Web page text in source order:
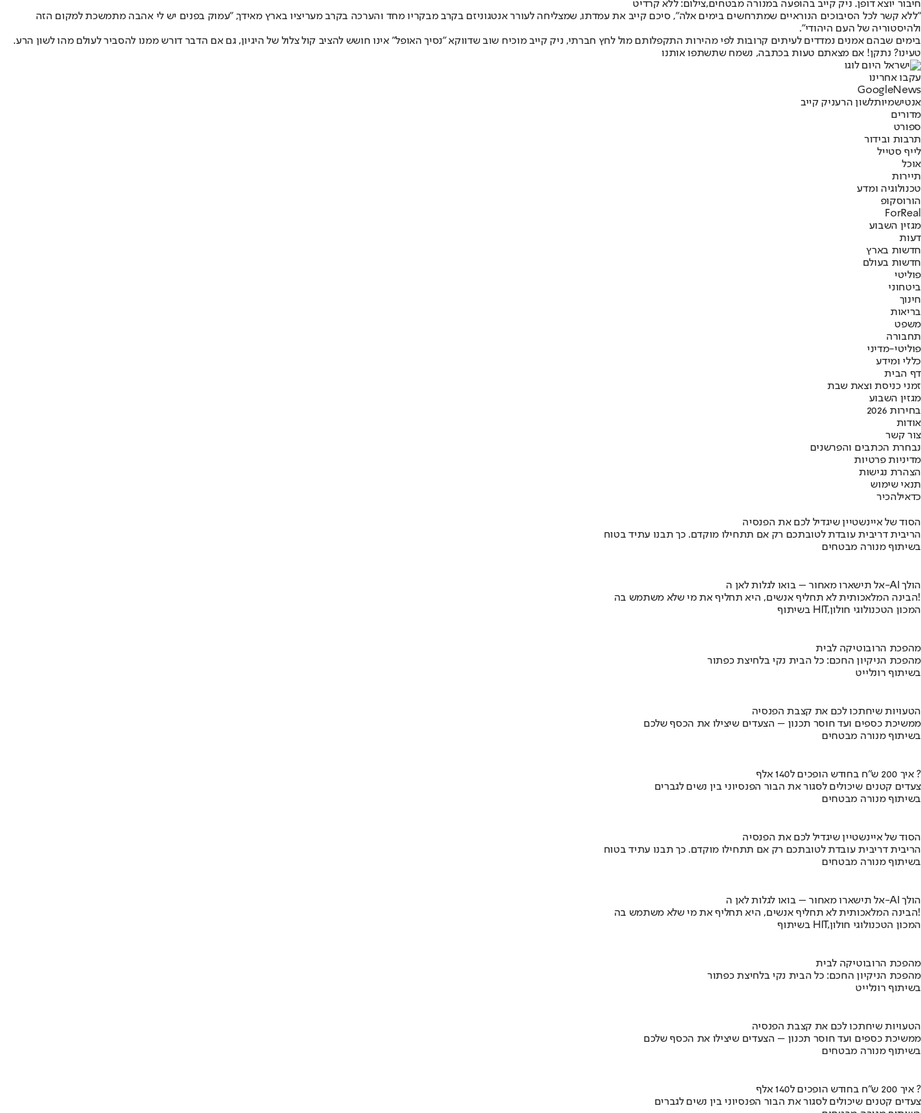
חיבור יוצא דופן. ניק קייב בהופעה במנורה מבטחים,צילום: ללא קרדיט
"ללא קשר לכל הסיבוכים הנוראיים שמתרחשים בימים אלה", סיכם קייב את עמדתו, שמצליחה לעורר אנטגוניזם בקרב מבקריו מחד והערכה בקרב מעריציו בארץ מאידך, "עמוק בפנים יש לי אהבה מתמשכת למקום הזה
ולהיסטוריה של העם היהודי".
בימים שבהם אמנים נמדדים לעיתים קרובות לפי מהירות התקפלותם מול לחץ חברתי, ניק קייב מוכיח שוב שדווקא "נסיך האופל" אינו חושש להציב קול צלול של היגיון, גם אם הדבר דורש ממנו להסביר לעולם מהו לשון הרע.
טעינו? נתקן! אם מצאתם טעות בכתבה, נשמח שתשתפו אותנו
עקבו אחרינו
Googl eNews
אנטישמיותלשון הרעניק קייב
מדורים
ספורט
תרבות ובידור
לייף סטייל
אוכל
תיירות
טכנולוגיה ומדע
הורוסקופ
ForReal
מגזין השבוע
דעות
חדשות בארץ
חדשות בעולם
פוליטי
ביטחוני
חינוך
בריאות
משפט
תחבורה
פוליטי-מדיני
כללי ומידע
דף הבית
זמני כניסת וצאת שבת
מגזין השבוע
בחירות 2026
אודות
צור קשר
נבחרת הכתבים והפרשנים
מדיניות פרטיות
הצהרת נגישות
תנאי שימוש
כדאילהכיר
הסוד של איינשטיין שיגדיל לכם את הפנסיה
הריבית דריבית עובדת לטובתכם רק אם תתחילו מוקדם. כך תבנו עתיד בטוח
בשיתוף מנורה מבטחים
אל תישארו מאחור – בואו לגלות לאן ה-AI הולך
הבינה המלאכותית לא תחליף אנשים, היא תחליף את מי שלא משתמש בה!
בשיתוף HIT,המכון הטכנולוגי חולון
מהפכת הרובוטיקה לבית
מהפכת הניקיון החכם: כל הבית נקי בלחיצת כפתור
בשיתוף רונלייט
הטעויות שיחתכו לכם את קצבת הפנסיה
ממשיכת כספים ועד חוסר תכנון – הצעדים שיצילו את הכסף שלכם
בשיתוף מנורה מבטחים
איך 200 ש"ח בחודש הופכים ל140 אלף ?
צעדים קטנים שיכולים לסגור את הבור הפנסיוני בין נשים לגברים
בשיתוף מנורה מבטחים
הסוד של איינשטיין שיגדיל לכם את הפנסיה
הריבית דריבית עובדת לטובתכם רק אם תתחילו מוקדם. כך תבנו עתיד בטוח
בשיתוף מנורה מבטחים
אל תישארו מאחור – בואו לגלות לאן ה-AI הולך
הבינה המלאכותית לא תחליף אנשים, היא תחליף את מי שלא משתמש בה!
בשיתוף HIT,המכון הטכנולוגי חולון
מהפכת הרובוטיקה לבית
מהפכת הניקיון החכם: כל הבית נקי בלחיצת כפתור
בשיתוף רונלייט
הטעויות שיחתכו לכם את קצבת הפנסיה
ממשיכת כספים ועד חוסר תכנון – הצעדים שיצילו את הכסף שלכם
בשיתוף מנורה מבטחים
איך 200 ש"ח בחודש הופכים ל140 אלף ?
צעדים קטנים שיכולים לסגור את הבור הפנסיוני בין נשים לגברים